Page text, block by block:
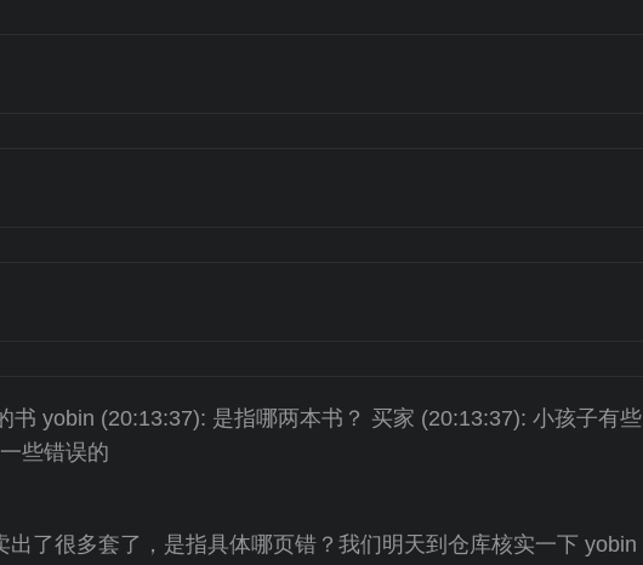
书 yobin (20:13:37): 是指哪两本书？ 买家 (20:13:37): 小孩子有些
些错误的
了很多套了，是指具体哪页错？我们明天到仓库核实一下 yobin